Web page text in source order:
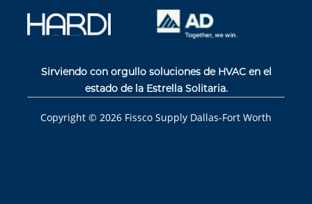
Sirviendo con orgullo soluciones de HVAC en el
estado de la Estrella Solitaria.
Copyright © 2026 Fissco Supply Dallas-Fort Worth